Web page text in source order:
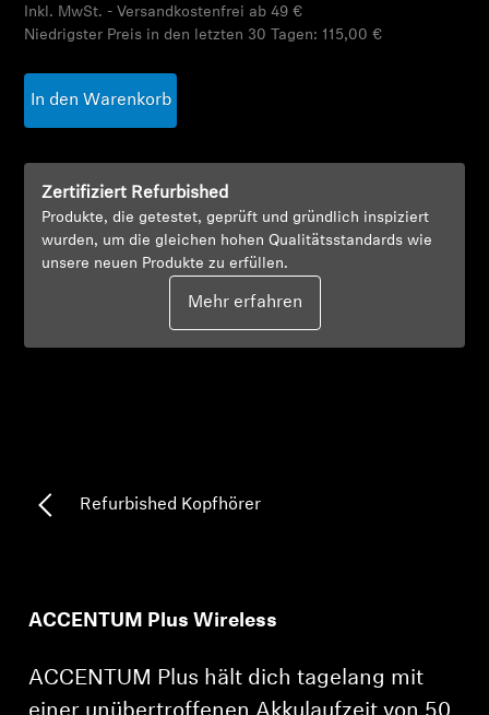
Entdecken
Über uns
Soundspace
Inkl. MwSt. - Versandkostenfrei ab 49 €
Niedrigster Preis in den letzten 30 Tagen: 115,00 €
In den Warenkorb
Zertifiziert Refurbished
Produkte, die getestet, geprüft und gründlich inspiziert
wurden, um die gleichen hohen Qualitätsstandards wie
unsere neuen Produkte zu erfüllen.
Mehr erfahren
Refurbished Kopfhörer
ACCENTUM Plus Wireless
ACCENTUM Plus hält dich tagelang mit